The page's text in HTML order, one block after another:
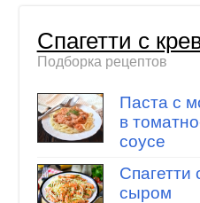
Спагетти с
Подборка рецептов
Паста с
в
соусе
Спагетти
сыром